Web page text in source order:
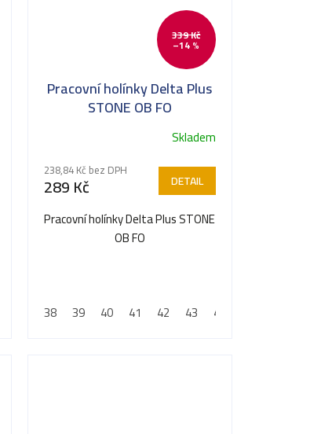
44 45 46 47 48
339 Kč
–14 %
Pracovní holínky Delta Plus
STONE OB FO
Skladem
238,84 Kč bez DPH
289 Kč DETAIL
Pracovní holínky Delta Plus STONE
OB FO
38 39 40 41 42 43 44